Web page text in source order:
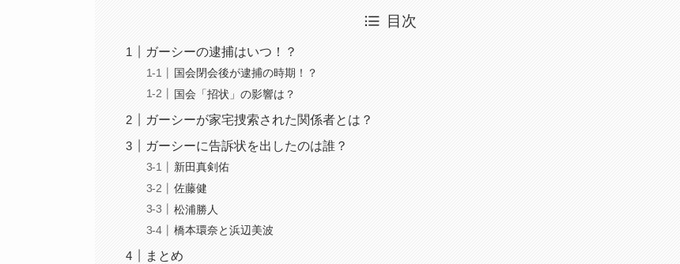
目次
ガーシーの逮捕はいつ！？
国会閉会後が逮捕の時期！？
国会「招状」の影響は？
ガーシーが家宅捜索された関係者とは？
ガーシーに告訴状を出したのは誰？
新田真剣佑
佐藤健
松浦勝人
橋本環奈と浜辺美波
まとめ